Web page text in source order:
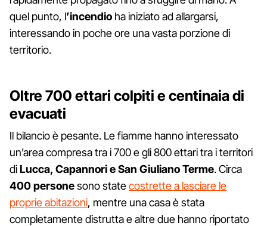
quel punto, l’incendio ha iniziato ad allargarsi,
interessando in poche ore una vasta porzione di
territorio.
Oltre 700 ettari colpiti e centinaia di
evacuati
Il bilancio è pesante. Le fiamme hanno interessato
un’area compresa tra i 700 e gli 800 ettari tra i territori
diLucca, Capannori e San Giuliano Terme. Circa
400 personesono statecostrette a lasciare le
proprie abitazioni, mentre una casa è stata
completamente distrutta e altre due hanno riportato